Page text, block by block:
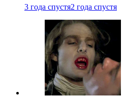
3 года спустя2 года спустя